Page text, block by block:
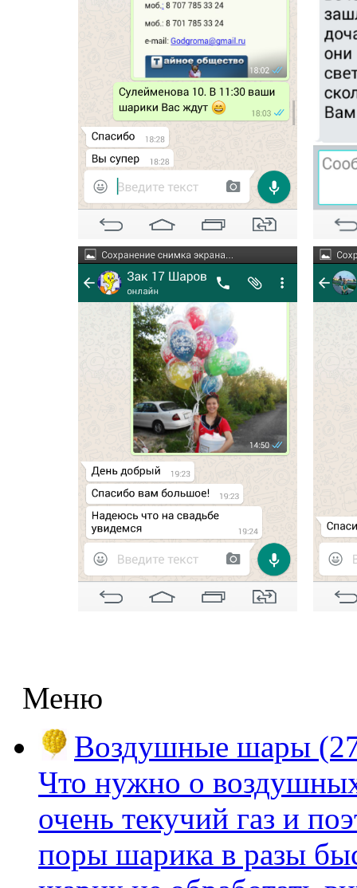
Меню
Воздушные шары
Что нужно о
очень текучий газ и
поры шарика в разы